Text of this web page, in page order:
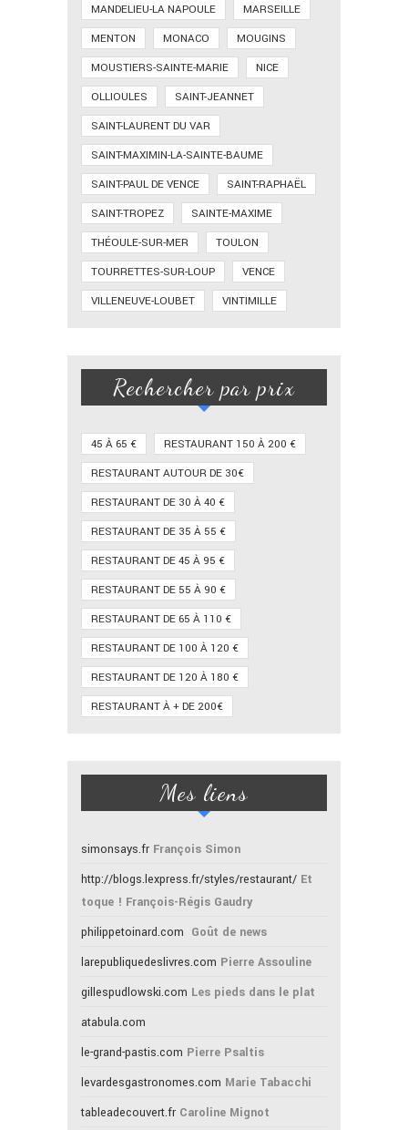
MANDELIEU-LA NAPOULE
MARSEILLE
MENTON
MONACO
MOUGINS
MOUSTIERS-SAINTE-MARIE
NICE
OLLIOULES
SAINT-JEANNET
SAINT-LAURENT DU VAR
SAINT-MAXIMIN-LA-SAINTE-BAUME
SAINT-PAUL DE VENCE
SAINT-RAPHAËL
SAINT-TROPEZ
SAINTE-MAXIME
THÉOULE-SUR-MER
TOULON
TOURRETTES-SUR-LOUP
VENCE
VILLENEUVE-LOUBET
VINTIMILLE
Rechercher par prix
45 À 65 €
RESTAURANT 150 À 200 €
RESTAURANT AUTOUR DE 30€
RESTAURANT DE 30 À 40 €
RESTAURANT DE 35 À 55 €
RESTAURANT DE 45 À 95 €
RESTAURANT DE 55 À 90 €
RESTAURANT DE 65 À 110 €
RESTAURANT DE 100 À 120 €
RESTAURANT DE 120 À 180 €
RESTAURANT À + DE 200€
Mes liens
simonsays.fr François Simon
http://blogs.lexpress.fr/styles/restaurant/ Et
toque ! François-Régis Gaudry
philippetoinard.com Goût de news
larepubliquedeslivres.com Pierre Assouline
gillespudlowski.com Les pieds dans le plat
atabula.com
le-grand-pastis.com Pierre Psaltis
levardesgastronomes.com Marie Tabacchi
tableadecouvert.fr Caroline Mignot